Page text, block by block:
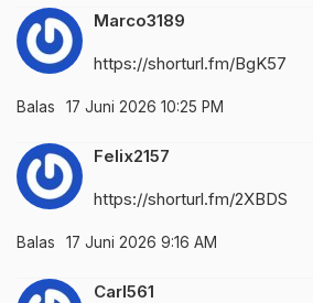
Marco3189
https://shorturl.fm/BgK57
Balas 17 Juni 2026 10:25 PM
Felix2157
https://shorturl.fm/2XBDS
Balas 17 Juni 2026 9:16 AM
Carl561